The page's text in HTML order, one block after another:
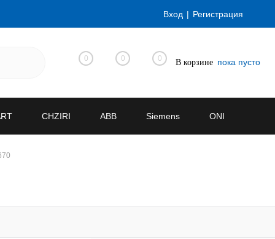
Вход Регистрация
0 0 0 В корзине пока пусто
CHZIRI ABB Siemens ONI